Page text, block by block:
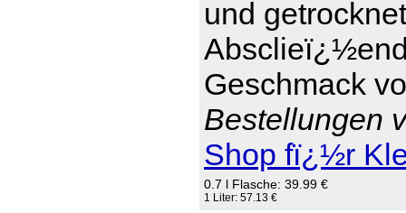
und
Geschmack
Bestellungen
Shop fï¿½r
0.7 l Flasche: 39.99 €
1 Liter: 57.13 €